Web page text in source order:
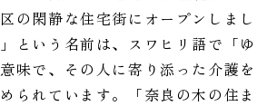
の閑静な住宅街にオープンしまし
という名前は、スワヒリ語で「ゆ
味で、その人に寄り添った介護を
られています。「奈良の木の住ま